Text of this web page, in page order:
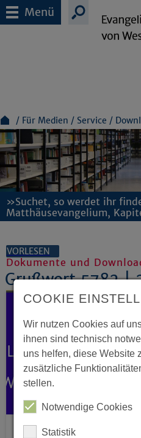
Menü
Für Medien Service
»Suchet, so werdet ihr
Matthäusevangelium,
VORLESEN
Dokumente und
Grußwort 5782 |
COOKIE
Wir nutzen Cookies auf
ihnen sind technisch
uns helfen, diese Website
zusätzliche
stellen.
Notwendige Cookies
Statistik